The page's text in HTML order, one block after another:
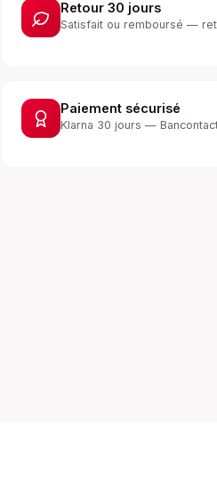
Retour 30 jours
Satisfait ou remboursé —
Paiement sécurisé
Klarna 30 jours —